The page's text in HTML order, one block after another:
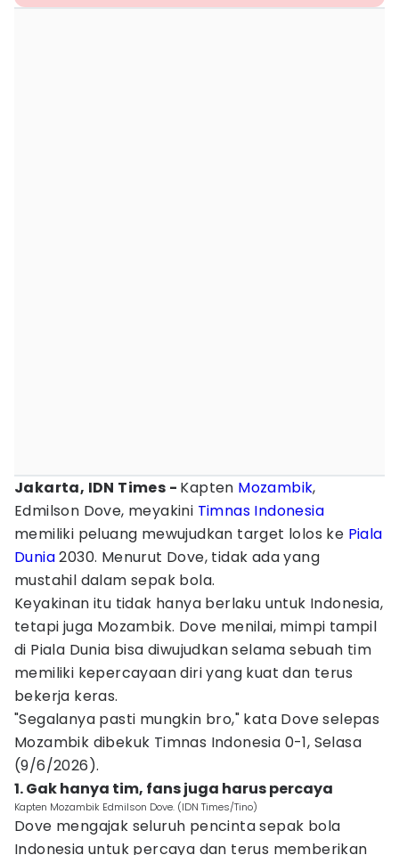
Jakarta, IDN Times - Kapten Mozambik,
Edmilson Dove, meyakini Timnas Indonesia
memiliki peluang mewujudkan target lolos ke Piala
Dunia2030. Menurut Dove, tidak ada yang
mustahil dalam sepak bola.
Keyakinan itu tidak hanya berlaku untuk Indonesia,
tetapi juga Mozambik. Dove menilai, mimpi tampil
di Piala Dunia bisa diwujudkan selama sebuah tim
memiliki kepercayaan diri yang kuat dan terus
bekerja keras.
"Segalanya pasti mungkin bro," kata Dove selepas
Mozambik dibekuk Timnas Indonesia 0-1, Selasa
(9/6/2026).
1. Gak hanya tim, fans juga harus percaya
Kapten Mozambik Edmilson Dove. (IDN Times/Tino)
Dove mengajak seluruh pencinta sepak bola
Indonesia untuk percaya dan terus memberikan